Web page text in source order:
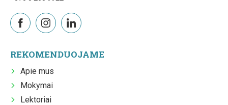
REKOMENDUOJAME
Apie mus
Mokymai
Lektoriai